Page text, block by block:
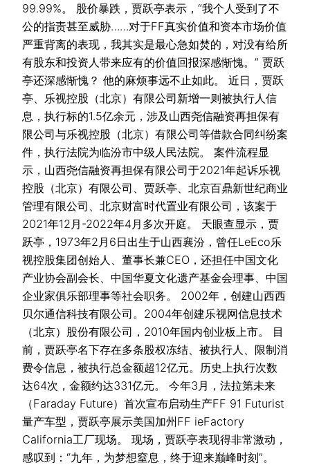
99.99%。 股价暴跌，贾跃亭表示，“我个人受到了不
公的指责甚至威胁……对于FF真实价值和资本市场价值
严重背离的表现，我其实是最心急如焚的，对没有给所
有股东和投资人带来应有的价值回报深感惭愧。” 贾跃
亭还深感惭愧？ 他的麻烦事远不止如此。 近日，贾跃
亭、乐视控股（北京）有限公司新增一则被执行人信
息，执行标的1.5亿余元，涉及山西尧信融资再担保有
限公司与乐视控股（北京）有限公司等借款合同纠纷案
件，执行法院为临汾市中级人民法院。 案件流程显
示，山西尧信融资再担保有限公司于2021年起诉乐视
控股（北京）有限公司、贾跃亭、北京百鼎新世纪商业
管理有限公司、北京财富时代置业有限公司，该案于
2021年12月-2022年4月多次开庭。 天眼查显示，贾
跃亭，1973年2月6日出生于山西襄汾，曾任LeEco乐
视控股集团创始人、董事长兼CEO，还担任中国文化
产业协会副会长、中国华夏文化遗产基金会理事、中国
企业家俱乐部理事等社会职务。 2002年，创建山西西
贝尔通信科技有限公司。2004年创建乐视网信息技术
（北京）股份有限公司，2010年国内创业板上市。 目
前，贾跃亭名下存在多条股权冻结、被执行人、限制消
费令信息，被执行总金额超12亿元。历史上执行次数
达64次，金额约达331亿元。 今年3月，法拉第未来
（Faraday Future）首次宣布启动生产FF 91 Futurist
量产车型，贾跃亭展示美国加州FF ieFactory
California工厂现场。 现场，贾跃亭表现得非常激动，
感叹到：“九年，为梦想窒息，终于迎来巅峰时刻”。